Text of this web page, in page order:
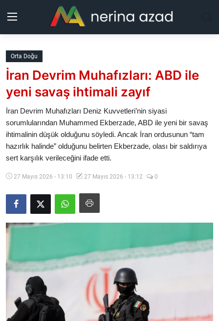
Kurdistan
Bölgeler
Güncel
Analiz
Makaleler
Galeri
Video
Yazarlar
Arşiv
İletişim
Orta Doğu
İran Devrim Muhafızları: ABD ile
yeni savaş ihtimali zayıf
İran Devrim Muhafızları Deniz Kuvvetleri’nin siyasi
sorumlularından Muhammed Ekberzade, ABD ile yeni bir savaş
ihtimalinin düşük olduğunu söyledi. Ancak İran ordusunun “tam
hazırlık halinde” olduğunu belirten Ekberzade, olası bir saldırıya
sert karşılık verileceğini ifade etti.
27 Mayıs 2026 - 13:10 27 Mayıs 2026 - 13:12 0